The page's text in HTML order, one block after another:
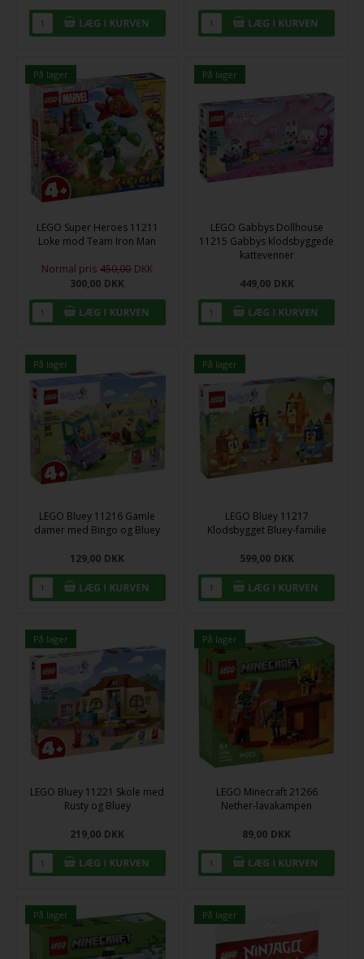
På lager
LEGO Super Heroes 11211
Loke mod Team Iron Man
Normal pris 450,00 DKK
300,00 DKK
På lager
LEGO Gabbys Dollhouse
11215 Gabbys klodsbyggede
kattevenner
449,00 DKK
På lager
LEGO Bluey 11216 Gamle
damer med Bingo og Bluey
129,00 DKK
På lager
LEGO Bluey 11217
Klodsbygget Bluey-familie
599,00 DKK
På lager
LEGO Bluey 11221 Skole med
Rusty og Bluey
219,00 DKK
På lager
LEGO Minecraft 21266
Nether-lavakampen
89,00 DKK
På lager På lager